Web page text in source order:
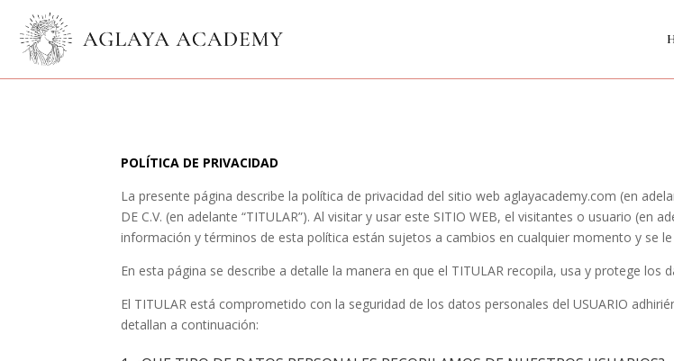
POLÍTICA DE PRIVACIDAD
La presente página describe la política de privacidad del sitio web aglayacademy.com (en
DE C.V. (en adelante “TITULAR”). Al visitar y usar este SITIO WEB, el visitantes o usuario (en
información y términos de esta política están sujetos a cambios en cualquier momento y se
En esta página se describe a detalle la manera en que el TITULAR recopila, usa y protege los
El TITULAR está comprometido con la seguridad de los datos personales del USUARIO
detallan a continuación: